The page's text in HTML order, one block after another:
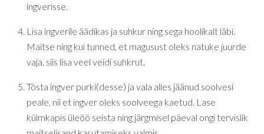
ingverisse.
Lisa ingverile äädikas ja suhkur ning sega hoolikalt läbi.
Maitse ning kui tunned, et magusust oleks natuke juurde
vaja, siis lisa veel veidi suhkrut.
Tõsta ingver purki(desse) ja vala alles jäänud soolvesi
peale, nii et ingver oleks soolveega kaetud. Lase
külmkapis üleöö seista ning järgmisel päeval ongi tervislik